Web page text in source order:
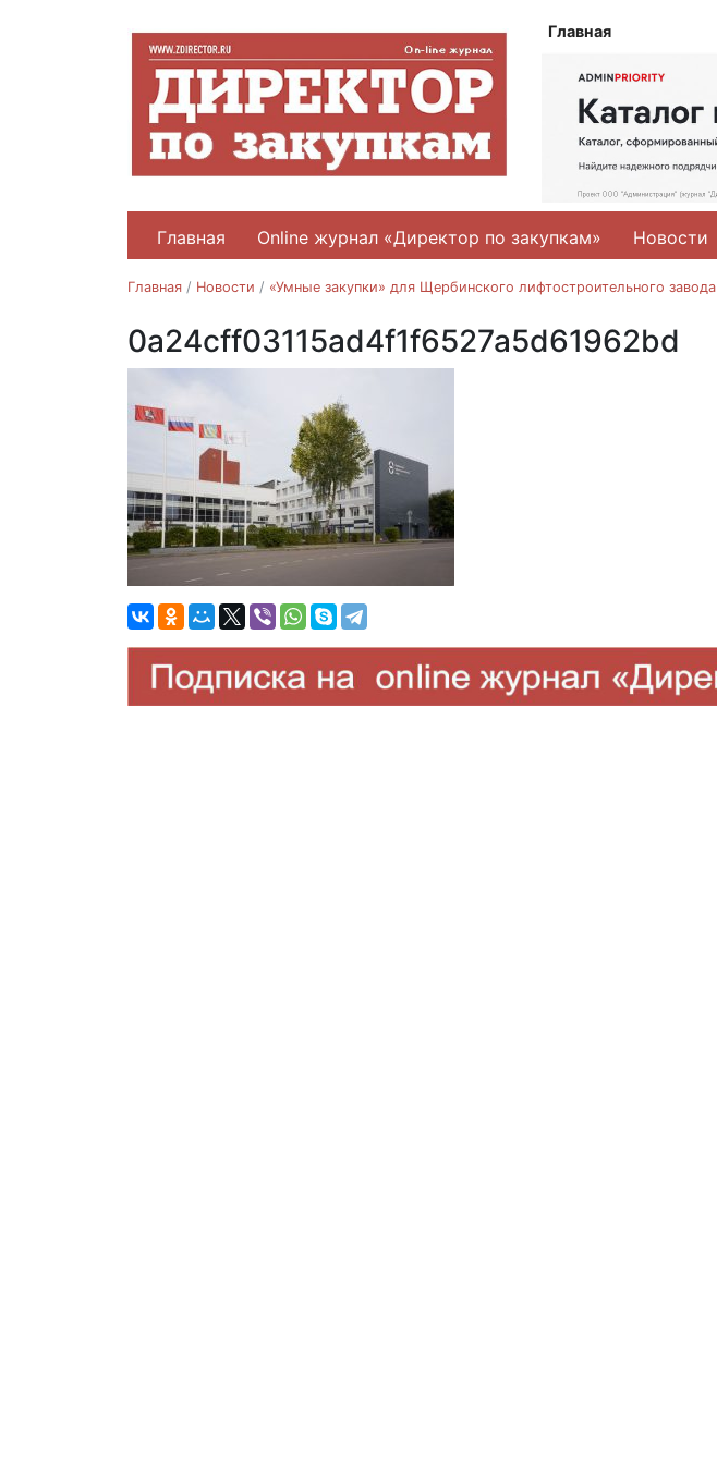
Главная
Главная Online журнал «Директор по закупкам» Новости
Главная / Новости / «Умные закупки» для Щербинского лифтостроительного завода
0a24cff03115ad4f1f6527a5d61962bd